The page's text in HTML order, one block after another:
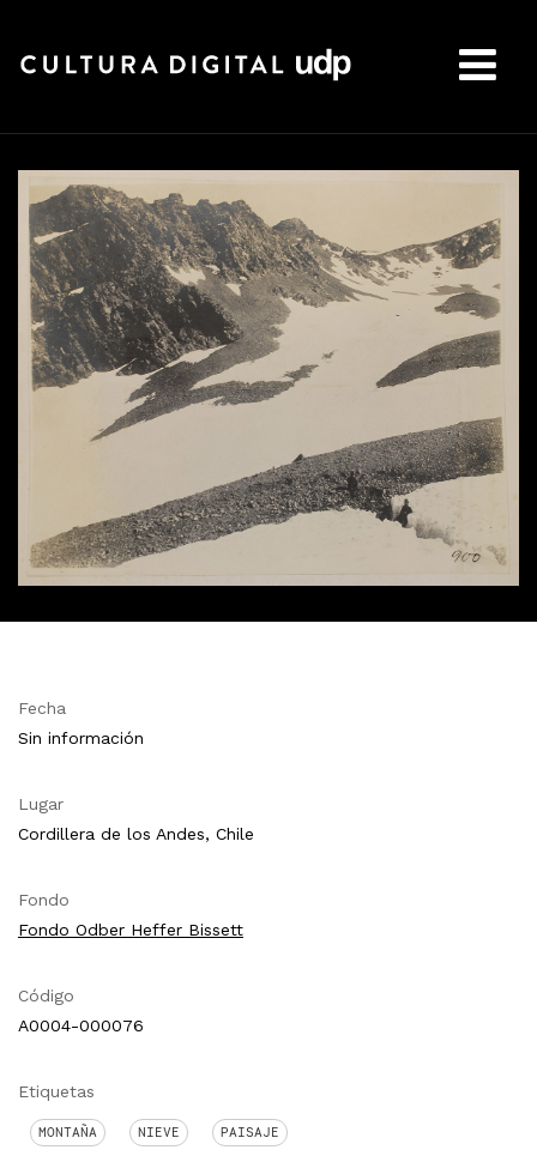
Fecha
Sin información
Lugar
Cordillera de los Andes, Chile
Fondo
Fondo Odber Heffer Bissett
Código
A0004-000076
Etiquetas
MONTAÑA NIEVE PAISAJE